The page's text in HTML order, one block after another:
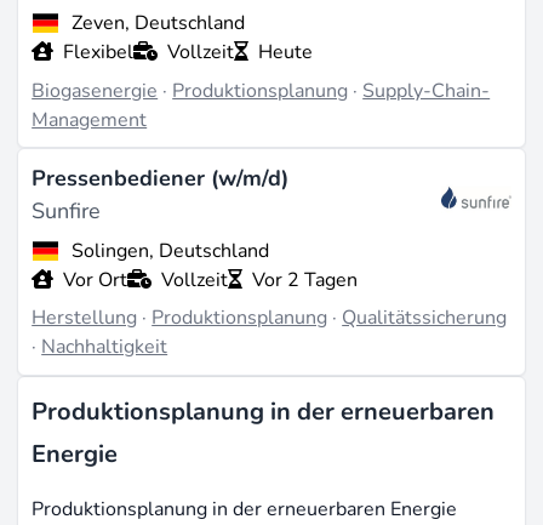
Zeven, Deutschland
Flexibel
Vollzeit
Heute
Biogasenergie · Produktionsplanung · Supply-Chain-
Management
Pressenbediener (w/m/d)
Sunfire
Solingen, Deutschland
Vor Ort
Vollzeit
Vor 2 Tagen
Herstellung · Produktionsplanung · Qualitätssicherung
· Nachhaltigkeit
Produktionsplanung in der erneuerbaren
Energie
Produktionsplanung in der erneuerbaren Energie